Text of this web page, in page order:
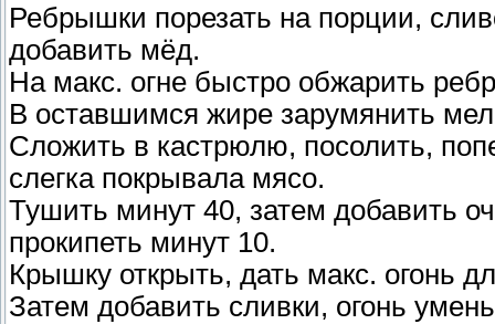
Ребрышки порезать на порции,
добавить мёд.
На макс. огне быстро обжарить
В оставшимся жире зарумянить
Сложить в кастрюлю, посолить,
слегка покрывала мясо.
Тушить минут 40, затем добавить
прокипеть минут 10.
Крышку открыть, дать макс. огонь
Затем добавить сливки, огонь